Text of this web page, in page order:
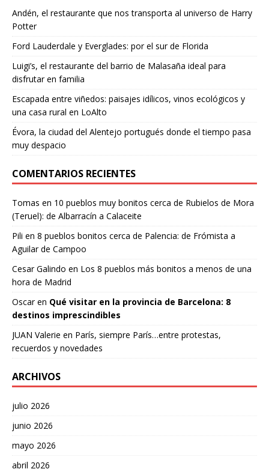
Andén, el restaurante que nos transporta al universo de Harry
Potter
Ford Lauderdale y Everglades: por el sur de Florida
Luigi’s, el restaurante del barrio de Malasaña ideal para
disfrutar en familia
Escapada entre viñedos: paisajes idílicos, vinos ecológicos y
una casa rural en LoAlto
Évora, la ciudad del Alentejo portugués donde el tiempo pasa
muy despacio
COMENTARIOS RECIENTES
Tomas en 10 pueblos muy bonitos cerca de Rubielos de Mora
(Teruel): de Albarracín a Calaceite
Pili en 8 pueblos bonitos cerca de Palencia: de Frómista a
Aguilar de Campoo
Cesar Galindo en Los 8 pueblos más bonitos a menos de una
hora de Madrid
Oscaren Qué visitar en la provincia de Barcelona: 8
destinos imprescindibles
JUAN Valerie en París, siempre París…entre protestas,
recuerdos y novedades
ARCHIVOS
julio 2026
junio 2026
mayo 2026
abril 2026